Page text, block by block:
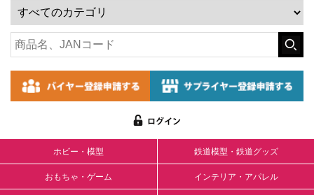
ホビー・模型 鉄道模型・鉄道グッズ
おもちゃ・ゲーム インテリア・アパレル